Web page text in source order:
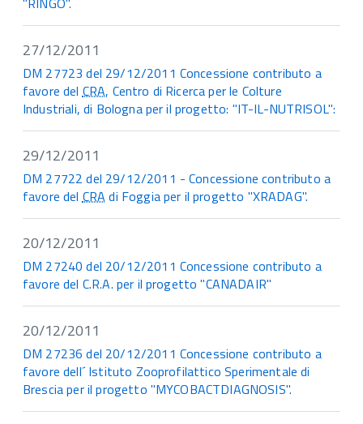
27/12/2011
DM 27723 del 29/12/2011 Concessione contributo a
favore delCRA, Centro di Ricerca per le Colture
Industriali, di Bologna per il progetto: "IT-IL-NUTRISOL":
29/12/2011
DM 27722 del 29/12/2011 - Concessione contributo a
favore delCRA di Foggia per il progetto "XRADAG".
20/12/2011
DM 27240 del 20/12/2011 Concessione contributo a
favore del C.R.A. per il progetto "CANADAIR"
20/12/2011
DM 27236 del 20/12/2011 Concessione contributo a
favore dell´ Istituto Zooprofilattico Sperimentale di
Brescia per il progetto "MYCOBACTDIAGNOSIS".